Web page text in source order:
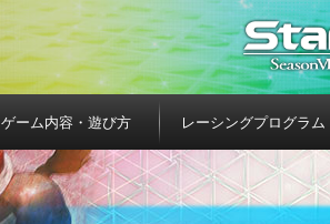
ゲーム内容・遊び方 レーシングプログラム